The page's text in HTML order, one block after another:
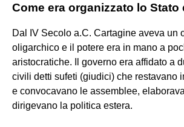
Come era organizzato lo Stato
Dal IV Secolo a.C. Cartagine aveva un
oligarchico e il potere era in mano a
aristocratiche. Il governo era affidato a
civili detti sufeti (giudici) che restavano
e convocavano le assemblee,
dirigevano la politica estera.